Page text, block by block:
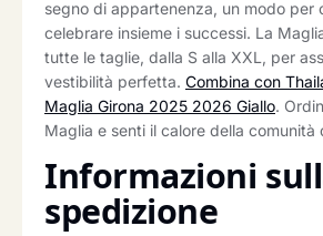
segno di appartenenza, un modo per
celebrare insieme i successi. La
tutte le taglie, dalla S alla XXL, per
vestibilità perfetta. Combina con
Maglia Girona 2025 2026 Giallo.
Maglia e senti il calore della comunità
Informazioni
spedizione